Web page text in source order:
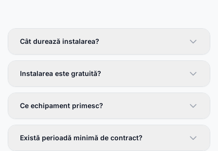
Cât durează instalarea?
Instalarea este gratuită?
Ce echipament primesc?
Există perioadă minimă de contract?